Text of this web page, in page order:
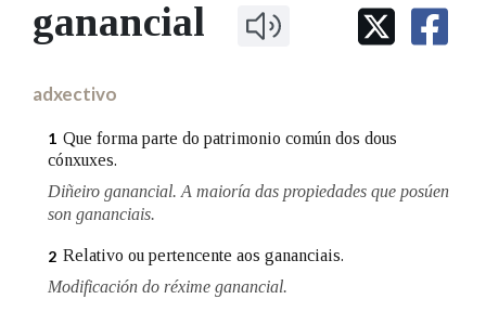
IDENTIDADE CORPORATIVA
MARCIAL DEL ADALID
FIGURAS HOMENAXEADAS
PRIMAVERA DAS LETRAS
Facebook
TwitterYoutubeInstagram
Bluesky
BUSCAR NOS LEMAS
Remata por
ganancial
adxectivo
1 Que forma parte do patrimonio común dos dous
cónxuxes.
Diñeiro ganancial. A maioría das propiedades que posúen
son gananciais.
2 Relativo ou pertencente aos gananciais.
Modificación do réxime ganancial.